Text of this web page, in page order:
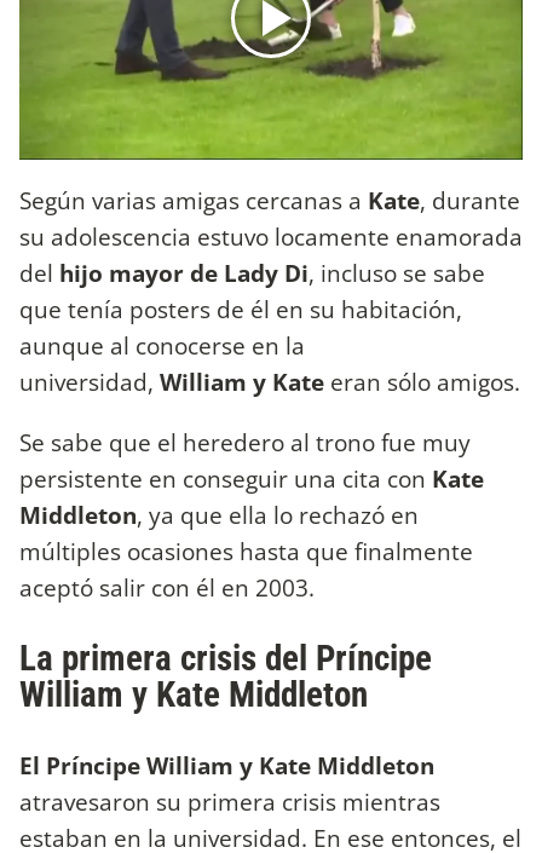
Según varias amigas cercanas a Kate, durante
su adolescencia estuvo locamente enamorada
del hijo mayor de Lady Di, incluso se sabe
que tenía posters de él en su habitación,
aunque al conocerse en la
universidad, William y Kate eran sólo amigos.
Se sabe que el heredero al trono fue muy
persistente en conseguir una cita con Kate
Middleton, ya que ella lo rechazó en
múltiples ocasiones hasta que finalmente
aceptó salir con él en 2003.
La primera crisis del Príncipe
William y Kate Middleton
El Príncipe William y Kate Middleton
atravesaron su primera crisis mientras
estaban en la universidad. En ese entonces, el